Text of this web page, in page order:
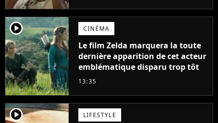
player2 CINÉMA
Le film Zelda marquera la toute
dernière apparition de cet acteur
emblématique disparu trop tôt
13:35
player2 LIFESTYLE